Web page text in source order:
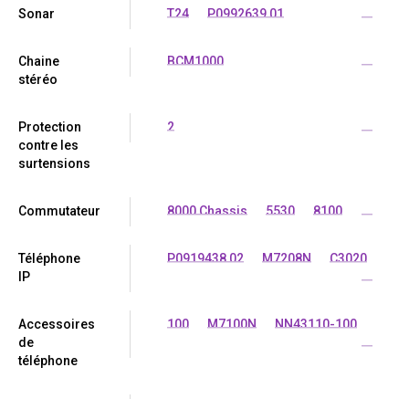
Sonar T24 P0992639 01 ...
Chaine
stéréo
BCM1000 ...
Protection
contre les
surtensions
2 ...
Commutateur 8000 Chassis 5530 8100 ...
Téléphone
IP
P0919438 02 M7208N
C3020
...
Accessoires
de
téléphone
100 M7100N
NN43110-100
...